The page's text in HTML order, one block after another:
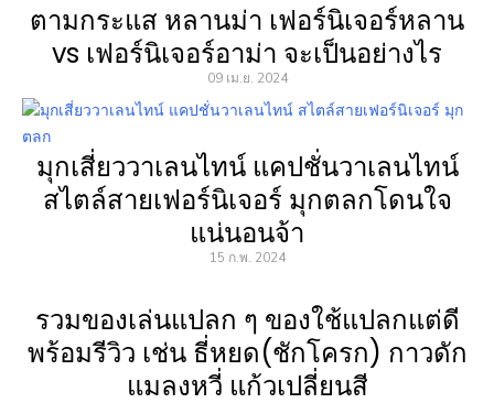
ตามกระแส หลานม่า เฟอร์นิเจอร์หลาน
vs เฟอร์นิเจอร์อาม่า จะเป็นอย่างไร
09 เม.ย. 2024
มุกเสี่ยววาเลนไทน์ แคปชั่นวาเลนไทน์
สไตล์สายเฟอร์นิเจอร์ มุกตลกโดนใจ
แน่นอนจ้า
15 ก.พ. 2024
รวมของเล่นแปลก ๆ ของใช้แปลกแต่ดี
พร้อมรีวิว เช่น ธี่หยด(ชักโครก) กาวดัก
แมลงหวี่ แก้วเปลี่ยนสี